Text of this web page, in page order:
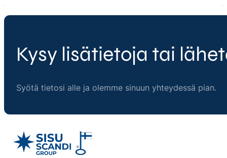
Kysy lisätietoja tai
Syötä tietosi alle ja olemme sinuun yhteydessä pian.